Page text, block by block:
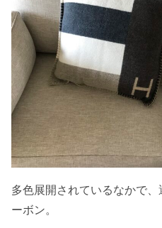
多色展開されているなかで
ーボン。